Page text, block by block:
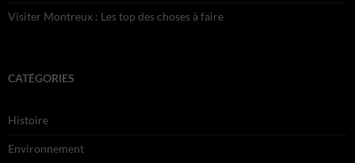
Visiter Montreux : Les top des choses à faire
CATÉGORIES
Histoire
Environnement